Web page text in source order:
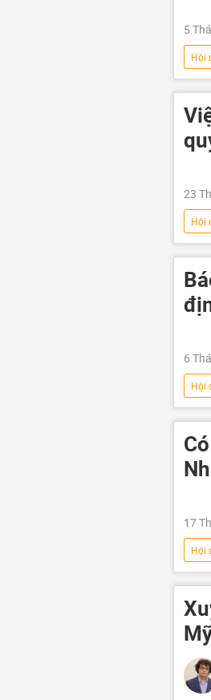
5
Hội
23
Hội
6
Hội
Ủy
17
Hội